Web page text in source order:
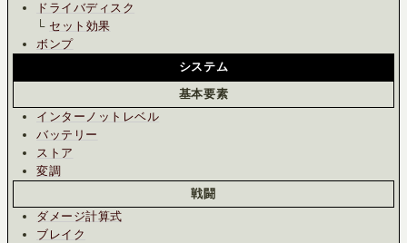
ドライバディスク
└ セット効果
ボンプ
システム
基本要素
インターノットレベル
バッテリー
ストア
変調
戦闘
ダメージ計算式
ブレイク